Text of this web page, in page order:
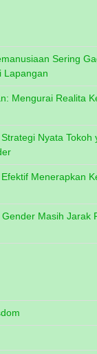
Sering
Lapangan
Mengurai Realita
Nyata Tokoh
Menerapkan
Masih Jarak